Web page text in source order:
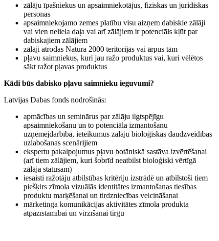
zālāju īpašniekus un apsaimniekotājus, fiziskas un juridiskas
personas
apsaimniekojamo zemes platību visu aizņem dabiskie zālāji
vai vien neliela daļa vai arī zālājiem ir potenciāls kļūt par
dabiskajiem zālājiem
zālāji atrodas Natura 2000 teritorijās vai ārpus tām
pļavu saimniekus, kuri jau ražo produktus vai, kuri vēlētos
sākt ražot pļavas produktus
Kādi būs dabisko pļavu saimnieku ieguvumi?
Latvijas Dabas fonds nodrošinās:
apmācības un seminārus par zālāju ilgtspējīgu
apsaimniekošanu un to potenciāla izmantošanu
uzņēmējdarbībā, ieteikumus zālāju bioloģiskās daudzveidības
uzlabošanas scenārijiem
ekspertu pakalpojumus pļavu botāniskā sastāva izvērtēšanai
(arī tiem zālājiem, kuri šobrīd neatbilst bioloģiski vērtīgā
zālāja statusam)
iesaisti ražotāju atbilstības kritēriju izstrādē un atbilstoši tiem
piešķirs zīmola vizuālās identitātes izmantošanas tiesības
produktu marķēšanai un tirdzniecības veicināšanai
mārketinga komunikācijas aktivitātes zīmola produkta
atpazīstamībai un virzīšanai tirgū